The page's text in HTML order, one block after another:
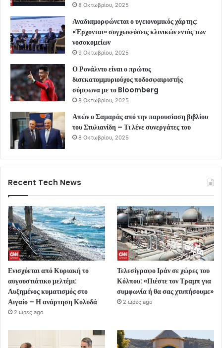
8 Οκτωβρίου, 2025
Αναδιαμορφώνεται ο υγειονομικός χάρτης:
«Έρχονται» συγχωνεύσεις κλινικών εντός των
νοσοκομείων
9 Οκτωβρίου, 2025
Ο Ρονάλντο είναι ο πρώτος
δισεκατομμυριούχος ποδοσφαιριστής
σύμφωνα με το Bloomberg
8 Οκτωβρίου, 2025
Απών ο Σαμαράς από την παρουσίαση βιβλίου
του Στυλιανίδη – Τι λένε συνεργάτες του
8 Οκτωβρίου, 2025
Recent Tech News
Ενισχύεται από Κυριακή το
αυγουστιάτικο μελτέμι:
Αυξημένος κυματισμός στο
Αιγαίο – Η ανάρτηση Κολυδά
2 ώρες ago
Τελεσίγραφο Ιράν σε χώρες του
Κόλπου: «Πιέστε τον Τραμπ για
συμφωνία ή θα σας χτυπήσουμε»
2 ώρες ago